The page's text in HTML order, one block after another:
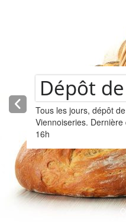
Dépôt
Tous les jours, dépôt
Viennoiseries.
16h